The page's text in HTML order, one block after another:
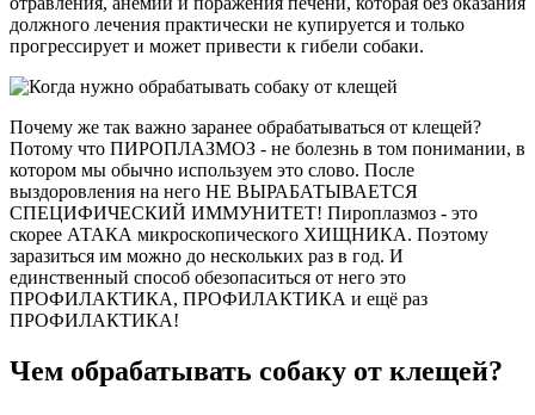
должного лечения практически не купируется и только
прогрессирует и может привести к гибели собаки.
Почему же так важно заранее обрабатываться от клещей?
Потому что ПИРОПЛАЗМОЗ - не болезнь в том понимании, в
котором мы обычно используем это слово. После
выздоровления на него НЕ ВЫРАБАТЫВАЕТСЯ
СПЕЦИФИЧЕСКИЙ ИММУНИТЕТ! Пироплазмоз - это
скорее АТАКА микроскопического ХИЩНИКА. Поэтому
заразиться им можно до нескольких раз в год. И
единственный способ обезопаситься от него это
ПРОФИЛАКТИКА, ПРОФИЛАКТИКА и ещё раз
ПРОФИЛАКТИКА!
Чем обрабатывать собаку от клещей?